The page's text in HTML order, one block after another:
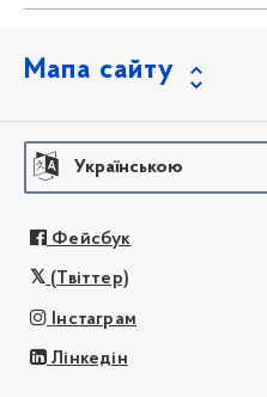
Мапа сайту
Українською
Фейсбук
(Твіттер)
Інстаграм
Лінкедін